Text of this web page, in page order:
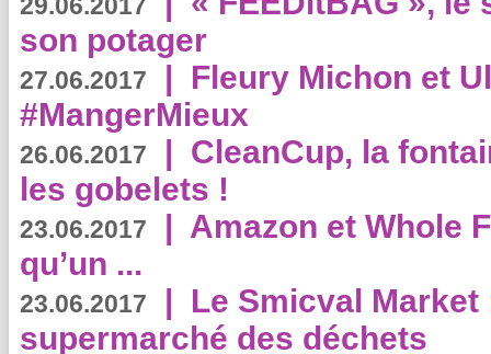
son potager
27.06.2017 | Fleury Michon et
#MangerMieux
26.06.2017 | CleanCup, la
les gobelets !
23.06.2017 | Amazon et Whole
qu’un ...
23.06.2017 | Le Smicval
supermarché des déchets